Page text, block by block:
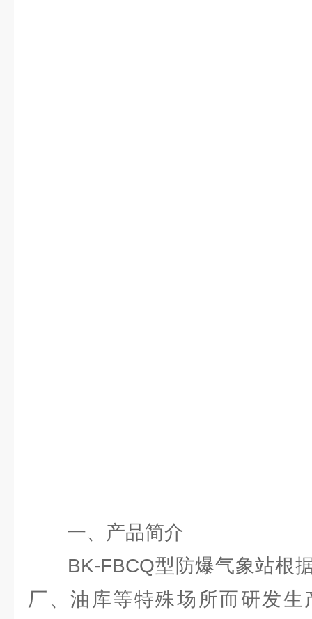
一、 产品简介
BK-FBCQ型防爆气象站根据
厂、油库等特殊场所而研发生